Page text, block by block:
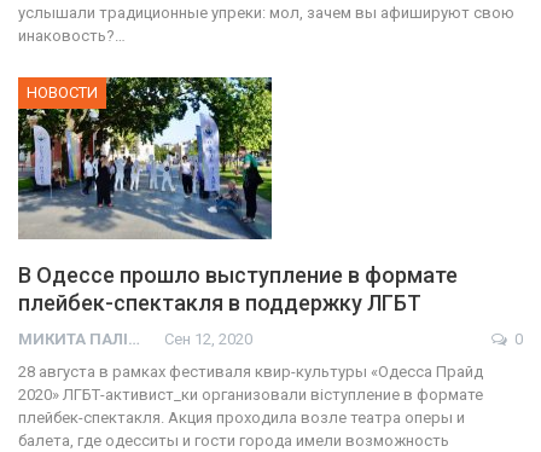
услышали традиционные упреки: мол, зачем вы афишируют свою
инаковость?…
НОВОСТИ
В Одессе прошло выступление в формате
плейбек-спектакля в поддержку ЛГБТ
МИКИТА ПАЛІЙ Сен 12, 2020
0
28 августа в рамках фестиваля квир-культуры «Одесса Прайд
2020» ЛГБТ-активист_ки организовали віступление в формате
плейбек-спектакля. Акция проходила возле театра оперы и
балета, где одесситы и гости города имели возможность